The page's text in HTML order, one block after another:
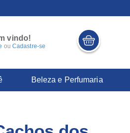
vindo!
ou Cadastre-se
Beleza e Perfumaria